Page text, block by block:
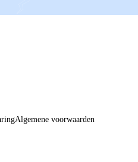
Algemene voorwaarden